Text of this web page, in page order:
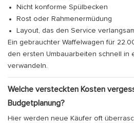
Nicht konforme Spülbecken
Rost oder Rahmenermüdung
Layout, das den Service
Ein gebrauchter Waffelwagen für
den ersten Umbauarbeiten schnell in
verwandeln.
Welche versteckten Kosten
Budgetplanung?
Hier werden neue Käufer oft